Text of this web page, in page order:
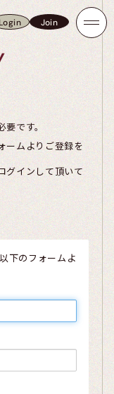
Login
Join
です。
ームよりご登録を
グインして頂いて
下のフォームよ